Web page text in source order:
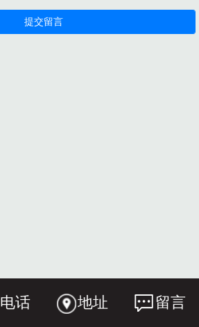
电话 地址 留言